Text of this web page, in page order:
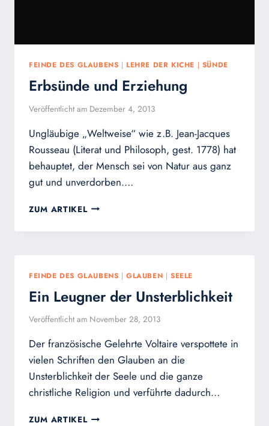
FEINDE DES GLAUBENS | LEHRE DER KICHE | SÜNDE
Erbsünde und Erziehung
Veröffentlicht am Dezember 4, 2013
Ungläubige „Weltweise“ wie z.B. Jean-Jacques
Rousseau (Literat und Philosoph, gest. 1778) hat
behauptet, der Mensch sei von Natur aus ganz
gut und unverdorben….
ZUM ARTIKEL ERBSÜNDE
ERZIEHUNG
FEINDE DES GLAUBENS |GLAUBEN |SEELE
Ein Leugner der Unsterblichkeit
Veröffentlicht am November 28, 2013
Der französische Gelehrte Voltaire verspottete in
vielen Schriften den Glauben an die
Unsterblichkeit der Seele und die ganze
christliche Religion und verführte dadurch…
ZUM ARTIKEL EIN